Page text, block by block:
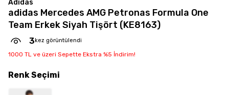
Adidas
adidas Mercedes AMG Petronas Formula One
Team Erkek Siyah Tişört (KE8163)
3 kez görüntülendi
1000 TL ve üzeri Sepette Ekstra %5 İndirim!
RenkSeçimi